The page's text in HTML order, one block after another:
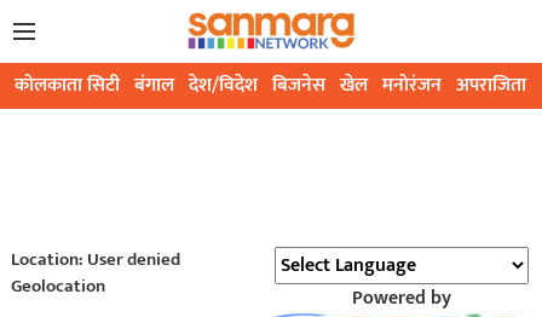
कोलकाता सिटी बंगाल देश/विदेश बिजनेस खेल मनोरंजन अपराजिता
Location: User denied
Geolocation
Powered by